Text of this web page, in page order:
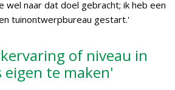
naar dat doel gebracht; ik heb een
tuinontwerpbureau gestart.'
of niveau in
eigen te maken'